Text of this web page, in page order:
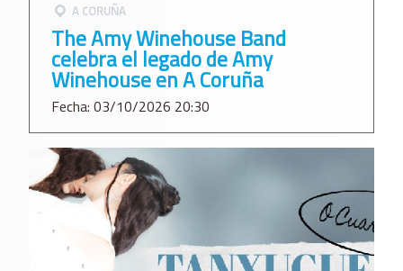
A CORUÑA
The Amy Winehouse Band
celebra el legado de Amy
Winehouse en A Coruña
Fecha: 03/10/2026 20:30